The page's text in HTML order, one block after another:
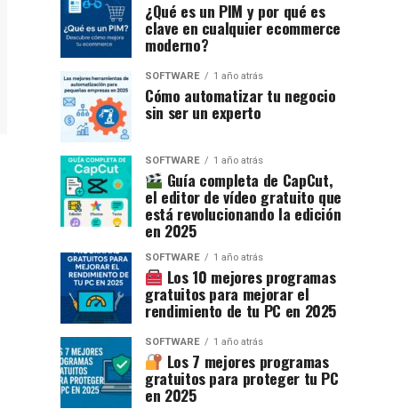
¿Qué es un PIM y por qué es
clave en cualquier ecommerce
moderno?
SOFTWARE 1 año atrás
Cómo automatizar tu negocio
sin ser un experto
SOFTWARE 1 año atrás
Guía completa de CapCut,
el editor de vídeo gratuito que
está revolucionando la edición
en 2025
SOFTWARE 1 año atrás
Los 10 mejores programas
gratuitos para mejorar el
rendimiento de tu PC en 2025
SOFTWARE 1 año atrás
Los 7 mejores programas
gratuitos para proteger tu PC
en 2025